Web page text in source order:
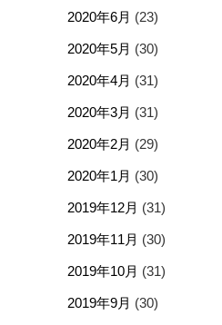
2020年6月 (23)
2020年5月 (30)
2020年4月 (31)
2020年3月 (31)
2020年2月 (29)
2020年1月 (30)
2019年12月 (31)
2019年11月 (30)
2019年10月 (31)
2019年9月 (30)